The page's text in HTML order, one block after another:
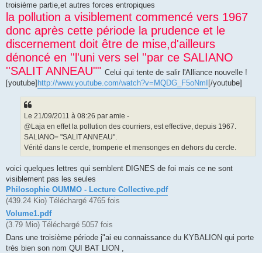
troisième partie,et autres forces entropiques
la pollution a visiblement commencé vers 1967
donc après cette période la prudence et le
discernement doit être de mise,d'ailleurs
dénoncé en ''l'uni vers sel ''par ce SALIANO
''SALIT ANNEAU"" Celui qui tente de salir l'Alliance nouvelle !
[youtube] http://www.youtube.com/watch?v=MQDG_F5oNmI [/youtube]
Le 21/09/2011 à 08:26 par amie -
@Laja en effet la pollution des courriers, est effective, depuis 1967.
SALIANO= "SALIT ANNEAU".
Vérité dans le cercle, tromperie et mensonges en dehors du cercle.
voici quelques lettres qui semblent DIGNES de foi mais ce ne sont
visiblement pas les seules
Philosophie OUMMO - Lecture Collective.pdf
(439.24 Kio) Téléchargé 4765 fois
Volume1.pdf
(3.79 Mio) Téléchargé 5057 fois
Dans une troisième période j"ai eu connaissance du KYBALION qui porte
très bien son nom QUI BAT LION ,